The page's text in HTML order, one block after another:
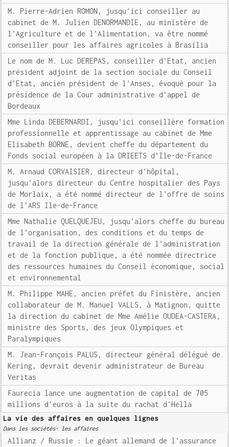
M. Pierre-Adrien ROMON, jusqu'ici conseiller au
cabinet de M. Julien DENORMANDIE, au ministère de
l'Agriculture et de l'Alimentation, va être nommé
conseiller pour les affaires agricoles à Brasília
Le nom de M. Luc DEREPAS, conseiller d'Etat, ancien
président adjoint de la section sociale du Conseil
d'Etat, ancien président de l'Anses, évoqué pour la
présidence de la Cour administrative d'appel de
Bordeaux
Mme Linda DEBERNARDI, jusqu'ici conseillère formation
professionnelle et apprentissage au cabinet de Mme
Elisabeth BORNE, devient cheffe du département du
Fonds social européen à la DRIEETS d'Ile-de-France
M. Arnaud CORVAISIER, directeur d'hôpital,
jusqu'alors directeur du Centre hospitalier des Pays
de Morlaix, a été nommé directeur de l'offre de soins
de l'ARS Ile-de-France
Mme Nathalie QUELQUEJEU, jusqu'alors cheffe du bureau
de l'organisation, des conditions et du temps de
travail de la direction générale de l'administration
et de la fonction publique, a été nommée directrice
des ressources humaines du Conseil économique, social
et environnemental
M. Philippe MAHE, ancien préfet du Finistère, ancien
collaborateur de M. Manuel VALLS, à Matignon, quitte
la direction du cabinet de Mme Amélie OUDEA-CASTERA,
ministre des Sports, des jeux Olympiques et
Paralympiques
M. Jean-François PALUS, directeur général délégué de
Kering, devrait devenir administrateur de Bureau
Veritas
Faurecia lance une augmentation de capital de 705
millions d'euros à la suite du rachat d'Hella
La vie des affaires en quelques lignes
Dans les sociétés- les affaires
Allianz / Russie : Le géant allemand de l'assurance